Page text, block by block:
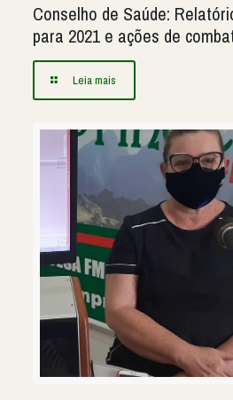
Conselho de Saúde:
para 2021 e ações de
Leia mais